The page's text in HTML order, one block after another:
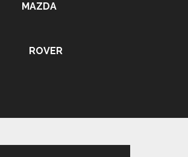
MAZDA
ROVER